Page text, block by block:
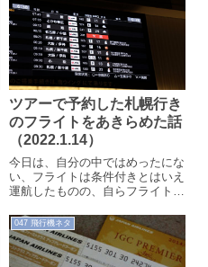
ツアーで予約した札幌行き
のフライトをあきらめた話
（2022.1.14）
今日は、自分の中ではめったにな
い、フライトは条件付きとはいえ
運航したものの、自らフライトを
14日朝6:30すぎ、羽田空港にやっ
てき...
047 飛行機ネタ